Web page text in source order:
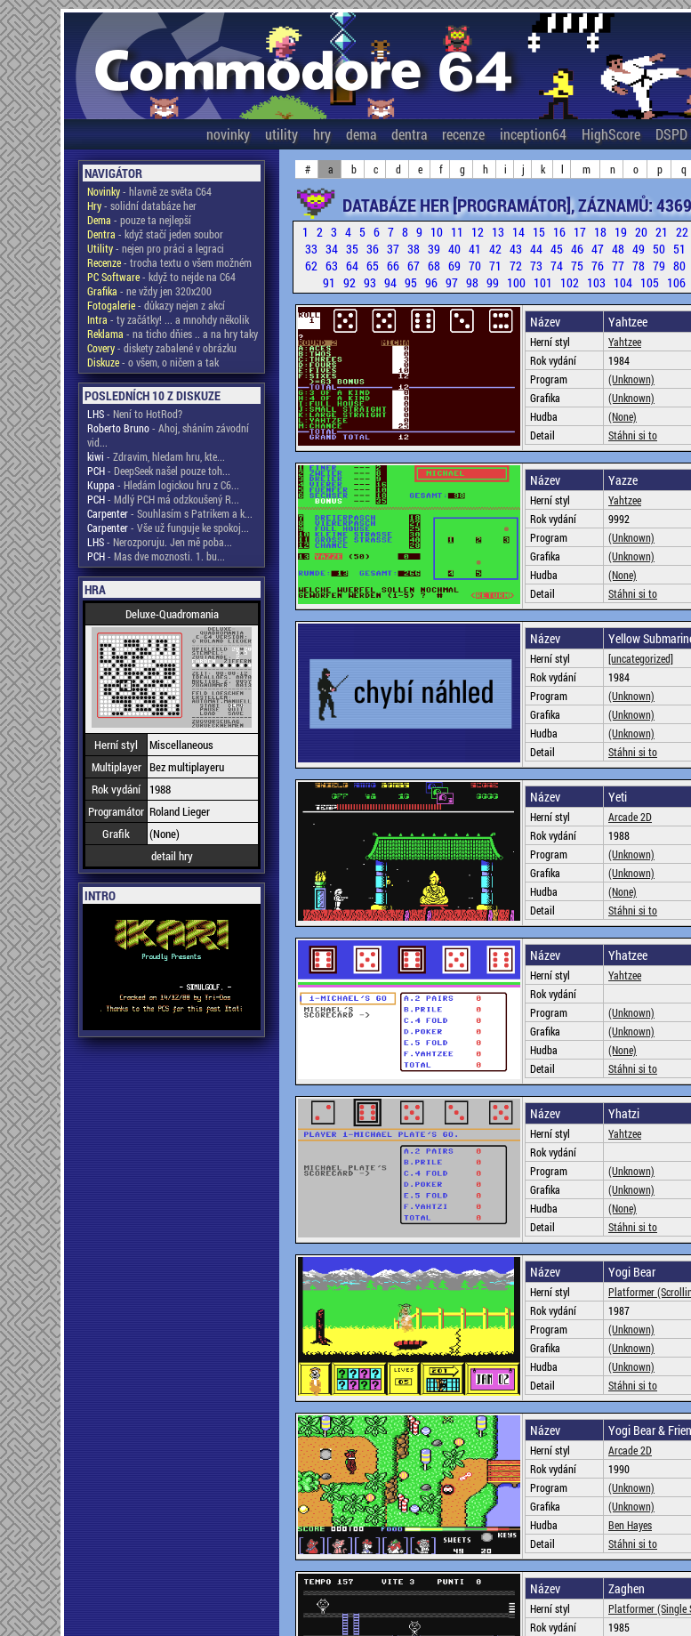
novinky utility hry dema dentra recenze inception64 HighScore DSPD
NAVIGÁTOR
Novinky- hlavně ze světa C64
Hry- solidní databáze her
Dema - pouze ta nejlepší
Dentra - když stačí jeden soubor
Utility- nejen pro práci a legraci
Recenze- trocha textu o všem možném
PC Software- když to nejde na C64
Grafika - ne vždy jen 320x200
Fotogalerie- důkazy nejen z akcí
Intra - ty začátky! ... a mnohdy několik
Reklama - na ticho dňies .. a na hry taky
Covery- diskety zabalené v obrázku
Diskuze- o všem, o ničem a tak
POSLEDNÍCH 10 Z DISKUZE
LHS- Není to HotRod?
Roberto Bruno- Ahoj, sháním závodní
vid...
kiwi - Zdravim, hledam hru, kte...
PCH- DeepSeek našel pouze toh...
Kuppa - Hledám logickou hru z C6...
PCH- Mdlý PCH má odzkoušený R...
Carpenter- Souhlasím s Patrikem a k...
Carpenter- Vše už funguje ke spokoj...
LHS- Nerozporuju. Jen mě poba...
PCH- Mas dve moznosti. 1. bu...
HRA
Deluxe-Quadromania
Herní styl
Miscellaneous
Multiplayer Bez multiplayeru
Rok vydání
1988
Programátor Roland Lieger
Grafik
(None)
detail hry
INTRO
# a b c d e f g h i j k l m n o p q
DATABÁZE HER [PROGRAMÁTOR], ZÁZNAMŮ:
1 2 3 4 5 6 7 8 9 10 11 12 13 14 15 16 17 18 19 20 21 22
33 34 35 36 37 38 39 40 41 42 43 44 45 46 47 48 49 50 51
62 63 64 65 66 67 68 69 70 71 72 73 74 75 76 77 78 79 80
91 92 93 94 95 96 97 98 99 100 101 102 103 104 105 106
Název Yahtzee
Herní styl
Yahtzee
Rok vydání
1984
Program
(Unknown)
Grafika
(Unknown)
Hudba
(None)
Detail
Stáhni si to
Název Yazze
Herní styl
Yahtzee
Rok vydání
9992
Program
(Unknown)
Grafika
(Unknown)
Hudba
(None)
Detail
Stáhni si to
Název Yellow
Herní styl
[uncategorized]
Rok vydání
1984
Program
(Unknown)
Grafika
(Unknown)
Hudba
(Unknown)
Detail
Stáhni si to
Název Yeti
Herní styl
Arcade 2D
Rok vydání
1988
Program
(Unknown)
Grafika
(Unknown)
Hudba
(None)
Detail
Stáhni si to
Název Yhatzee
Herní styl
Yahtzee
Rok vydání
Program
(Unknown)
Grafika
(Unknown)
Hudba
(None)
Detail
Stáhni si to
Název Yhatzi
Herní styl
Yahtzee
Rok vydání
Program
(Unknown)
Grafika
(Unknown)
Hudba
(None)
Detail
Stáhni si to
Název Yogi Bear
Herní styl
Platformer
Rok vydání
1987
Program
(Unknown)
Grafika
(Unknown)
Hudba
(Unknown)
Detail
Stáhni si to
Název Yogi Bear &
Herní styl
Arcade 2D
Rok vydání
1990
Program
(Unknown)
Grafika
(Unknown)
Hudba
Ben Hayes
Detail
Stáhni si to
Název Zaghen
Herní styl
Platformer (Single
Rok vydání
1985